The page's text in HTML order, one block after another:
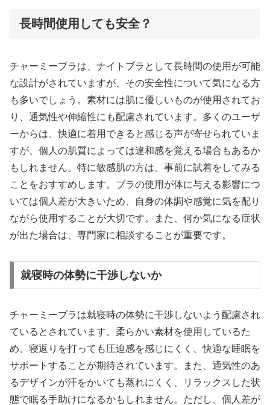
長時間使用しても安全？
チャーミーブラは、ナイトブラとして長時間の使用が可能
な設計がされていますが、その安全性について気になる方
も多いでしょう。素材には肌に優しいものが使用されてお
り、通気性や伸縮性にも配慮されています。多くのユーザ
ーからは、快適に着用できると感じる声が寄せられていま
すが、個人の肌質によっては違和感を覚える場合もあるか
もしれません。特に敏感肌の方は、事前に試着をしてみる
ことをおすすめします。ブラの使用が体に与える影響につ
いては個人差が大きいため、自身の体調や感覚に気を配り
ながら使用することが大切です。また、何か気になる症状
が出た場合は、専門家に相談することが重要です。
就寝時の体勢に干渉しないか
チャーミーブラは就寝時の体勢に干渉しないよう配慮され
ているとされています。柔らかい素材を使用しているた
め、寝返りを打っても圧迫感を感じにくく、快適な睡眠を
サポートすることが期待されています。また、通気性のあ
るデザインが汗をかいても蒸れにくく、リラックスした状
態で眠る手助けになるかもしれません。ただし、個人差が